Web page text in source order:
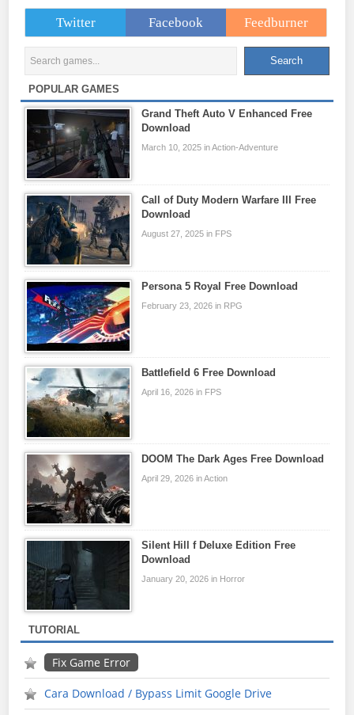
Twitter Facebook Feedburner
POPULAR GAMES
Grand Theft Auto V Enhanced Free
Download
March 10, 2025 in Action-Adventure
Call of Duty Modern Warfare III Free
Download
August 27, 2025 in FPS
Persona 5 Royal Free Download
February 23, 2026 in RPG
Battlefield 6 Free Download
April 16, 2026 in FPS
DOOM The Dark Ages Free Download
April 29, 2026 in Action
Silent Hill f Deluxe Edition Free
Download
January 20, 2026 in Horror
TUTORIAL
Fix Game Error
Cara Download / Bypass Limit Google Drive